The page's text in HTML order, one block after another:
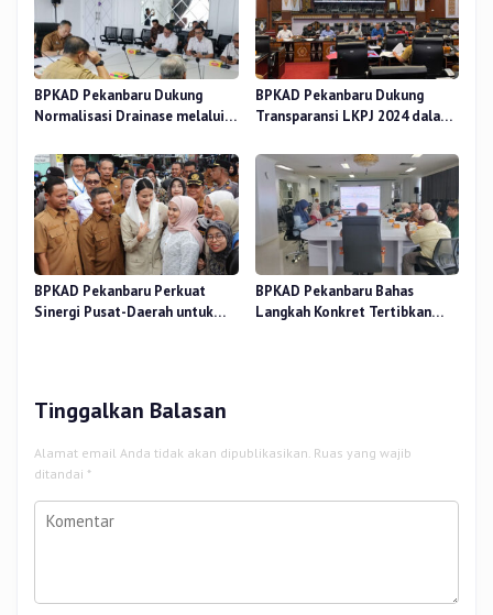
BPKAD Pekanbaru Dukung
Normalisasi Drainase melalui
BPKAD Pekanbaru Dukung
Transparansi LKPJ 2024 dalam
BPKAD Pekanbaru Perkuat
Sinergi Pusat-Daerah untuk
BPKAD Pekanbaru Bahas
Langkah Konkret Tertibkan
Tinggalkan Balasan
Alamat email Anda tidak akan dipublikasikan. Ruas yang wajib
ditandai *